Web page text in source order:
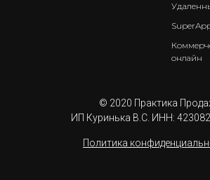
онлайн
© 2020 Практика
ИП Куринька В.С. ИНН:
Политика